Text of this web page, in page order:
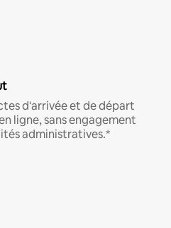
d'arrivée et de départ
ligne, sans engagement
administratives.*